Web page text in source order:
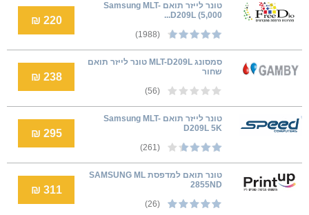
טונר לייזר תואם Samsung MLT-
D209L (5,000...
(1988)
220 ₪
סמסונג MLT-D209L טונר לייזר תואם
שחור
(56)
238 ₪
טונר לייזר תואם Samsung MLT-
D209L 5K
(261)
295 ₪
טונר תואם למדפסת SAMSUNG ML
2855ND
(26)
311 ₪